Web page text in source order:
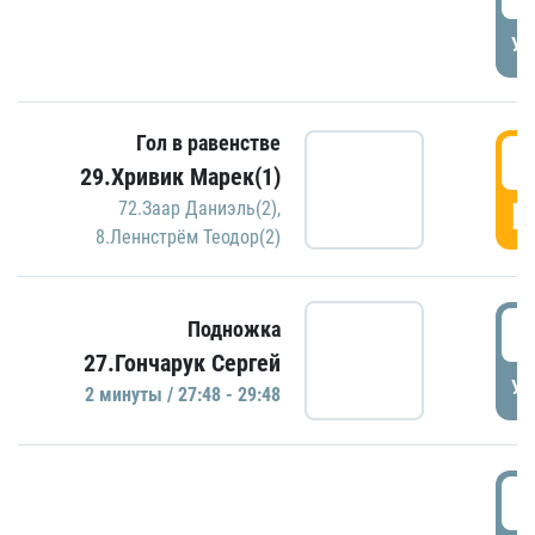
Гол в равенстве
29.Хривик Марек(1)
72.Заар Даниэль(2),
8.Леннстрём Теодор(2)
Подножка
27.Гончарук Сергей
2 минуты / 27:48 - 29:48